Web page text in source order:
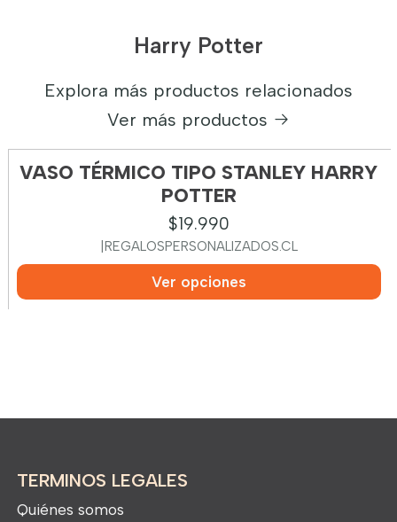
Harry Potter
Explora más productos relacionados
Ver más productos
VASO TÉRMICO TIPO STANLEY HARRY
POTTER
$19.990
REGALOSPERSONALIZADOS.CL
Ver opciones
TERMINOS LEGALES
Quiénes somos